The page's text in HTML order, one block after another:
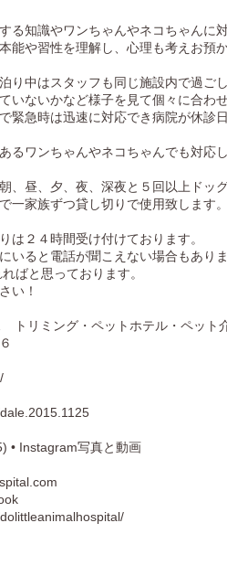
る知識やワンちゃんやネコちゃんに
能や習性を理解し、心理も考えお預
り中はスタッフも同じ施設内で過ご
いないかなど様子を見て個々に合わ
緊急時は迅速に対応でき病院が休診
るワンちゃんやネコちゃんでも対応
、昼、夕、夜、深夜と５回以上ドッ
一家族ずつ貸し切りで使用致します
は２４時間受け付けております。
いると電話が聞こえない場合もあり
ばと思っております。
い！
リミング・ペットホテル・ペット
• Instagram写真と動画